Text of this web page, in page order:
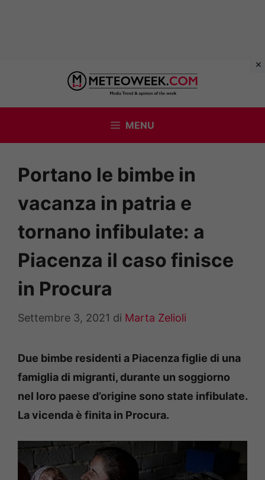
contenuto
MENU
Portano le bimbe in
vacanza in patria e
tornano infibulate: a
Piacenza il caso finisce
in Procura
Settembre 3, 2021 di Marta Zelioli
Due bimbe residenti a Piacenza figlie di una
famiglia di migranti, durante un soggiorno
nel loro paese d’origine sono state infibulate.
La vicenda è finita in Procura.